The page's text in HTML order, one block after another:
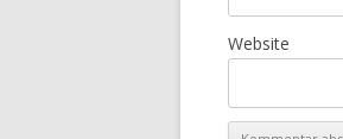
Website